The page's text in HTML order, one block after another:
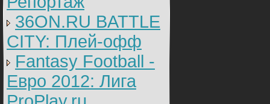
36ON.RU BATTLE
CITY: Плей-офф
Fantasy Football -
Евро 2012: Лига